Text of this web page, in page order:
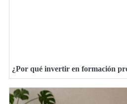
¿Por qué invertir en formación